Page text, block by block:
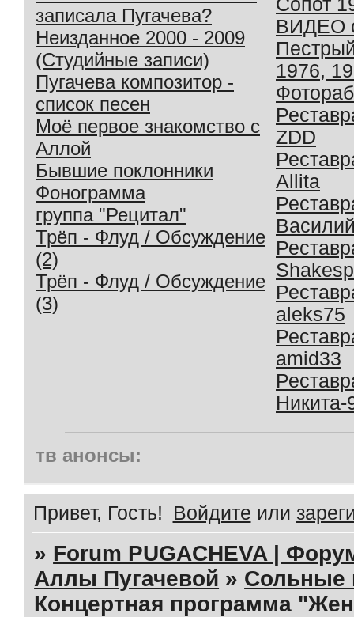
записала Пугачева?
Неизданное 2000 - 2009
(Студийные записи)
Пугачева композитор -
список песен
Моё первое знакомство с
Аллой
Бывшие поклонники
Фонограмма
группа "Рецитал"
Трёп - Флуд / Обсуждение
(2)
Трёп - Флуд / Обсуждение
(3)
ВИДЕО
1976,
ZDD
Allita
aleks75
amid33
Никита-
тв анонсы:
Привет, Гость! Войдите или
» Forum PUGACHEVA |
Аллы Пугачевой » Сольные
Концертная программа